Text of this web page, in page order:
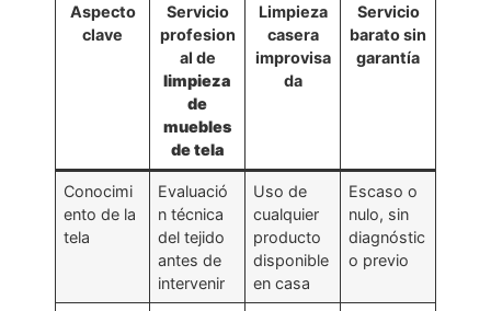
Aspecto
clave
Servicio
profesion
al de
limpieza
de
muebles
de tela
Limpieza
casera
improvisa
da
Servicio
barato sin
garantía
Conocimi
ento de la
tela
Evaluació
n técnica
del tejido
antes de
intervenir
Uso de
cualquier
producto
disponible
en casa
Escaso o
nulo, sin
diagnóstic
o previo